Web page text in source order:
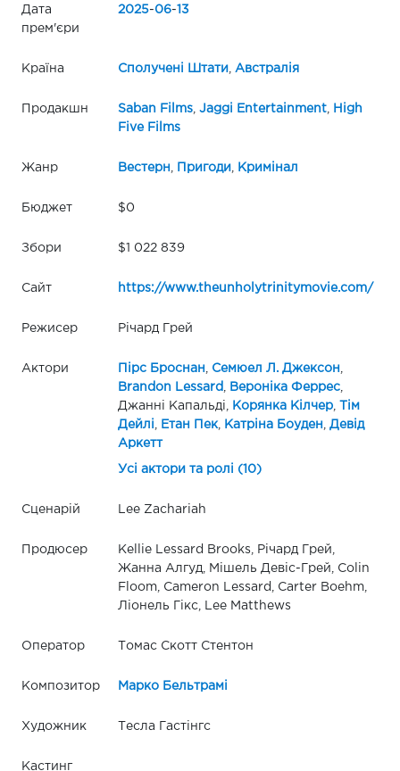
Дата
прем'єри
2025-06-13
Країна Сполучені Штати Австралія
Продакшн Saban Films, Jaggi Entertainment,
High
Five Films
Жанр Вестерн Пригоди Кримінал
Бюджет $0
Збори $1 022 839
Сайт https://www.theunholytrinitymovie.com/
Режисер Річард Грей
Актори Пірс Броснан Семюел Л. Джексон
Brandon Lessard
Вероніка Феррес,
Джанні Капальді,
Корянка Кілчер,
Тім
Дейлі
Етан Пек, Катріна Боуден
Девід
Аркетт
Усі актори та ролі (10)
Сценарій Lee Zachariah
Продюсер
Kellie Lessard Brooks, Річард Грей,
Жанна Алгуд, Мішель Девіс-Грей, Colin
Floom, Cameron Lessard, Carter Boehm,
Ліонель Гікс, Lee Matthews
Оператор Томас Скотт Стентон
Композитор Марко Бельтрамі
Художник Тесла Гастінгс
Кастинг